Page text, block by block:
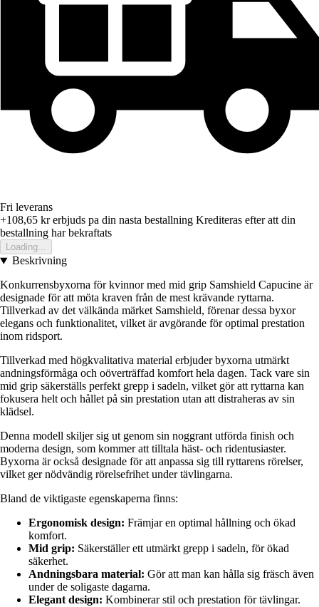
Fri leverans
+108,65 krerbjuds pa din nasta bestallning Krediteras efter att din
bestallning har bekraftats
Loading...
Beskrivning
Konkurrensbyxorna för kvinnor med mid grip Samshield Capucine är
designade för att möta kraven från de mest krävande ryttarna.
Tillverkad av det välkända märket Samshield, förenar dessa byxor
elegans och funktionalitet, vilket är avgörande för optimal prestation
inom ridsport.
Tillverkad med högkvalitativa material erbjuder byxorna utmärkt
andningsförmåga och oöverträffad komfort hela dagen. Tack vare sin
mid grip säkerställs perfekt grepp i sadeln, vilket gör att ryttarna kan
fokusera helt och hållet på sin prestation utan att distraheras av sin
klädsel.
Denna modell skiljer sig ut genom sin noggrant utförda finish och
moderna design, som kommer att tilltala häst- och ridentusiaster.
Byxorna är också designade för att anpassa sig till ryttarens rörelser,
vilket ger nödvändig rörelsefrihet under tävlingarna.
Bland de viktigaste egenskaperna finns:
Ergonomisk design: Främjar en optimal hållning och ökad
komfort.
Mid grip: Säkerställer ett utmärkt grepp i sadeln, för ökad
säkerhet.
Andningsbara material: Gör att man kan hålla sig fräsch även
under de soligaste dagarna.
Elegant design: Kombinerar stil och prestation för tävlingar.